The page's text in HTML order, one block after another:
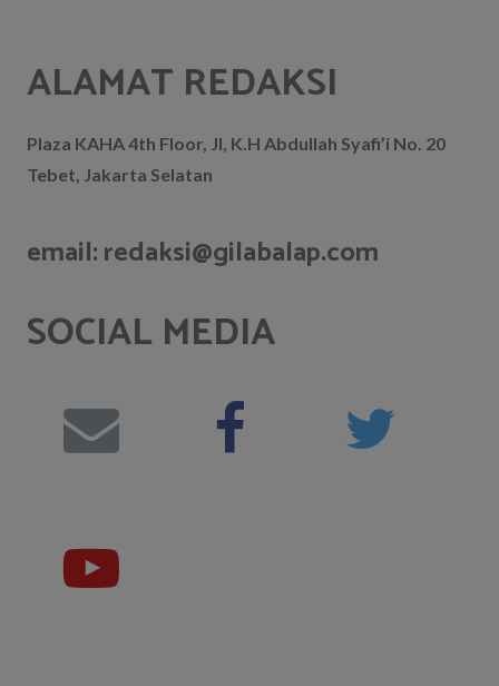
ALAMAT REDAKSI
Plaza KAHA 4th Floor, Jl, K.H Abdullah Syafi’i No. 20
Tebet, Jakarta Selatan
email: redaksi@gilabalap.com
SOCIAL MEDIA